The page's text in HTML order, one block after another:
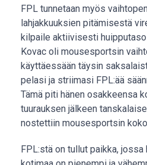
FPL tunnetaan myös
lahjakkuuksien pitämisestä
kilpaile aktiivisesti
Kovac oli mousesportsin
käyttäessään täysin
pelasi ja striimasi FPL:ää
Tämä piti hänen osakkeensa
tuurauksen jälkeen
nostettiin mousesportsin
FPL:stä on tullut paikka, jossa